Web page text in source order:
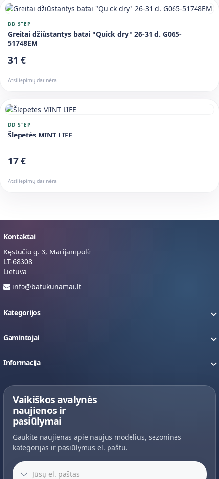
DD STEP
Greitai džiūstantys batai "Quick dry" 26-31 d. G065-
51748EM
31 €
Atsiliepimų dar nėra
DD STEP
Šlepetės MINT LIFE
17 €
Atsiliepimų dar nėra
Kontaktai
Kęstučio g. 3, Marijampolė
LT-68308
Lietuva
info@batukunamai.lt
Kategorijos
Gamintojai
Informacija
Vaikiškos avalynės
naujienos ir
pasiūlymai
Gaukite naujienas apie naujus modelius, sezonines
kategorijas ir pasiūlymus el. paštu.
Jūsų el. paštas